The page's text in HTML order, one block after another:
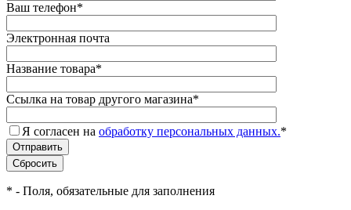
Ваш телефон*
Электронная почта
Название товара*
Ссылка на товар другого магазина*
Я согласен на обработку персональных данных.*
* - Поля, обязательные для заполнения